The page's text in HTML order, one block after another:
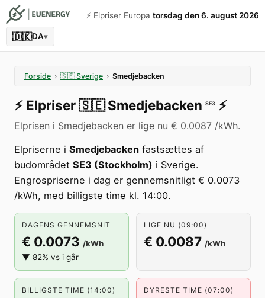
⚡️ Elpriser Europa torsdag den 6. august 2026
🇩🇰DA▾
Forside › 🇸🇪 Sverige › Smedjebacken
⚡️ Elpriser🇸🇪 Smedjebacken SE3 ⚡️
Elprisen i Smedjebacken er lige nu € 0.0087 /kWh.
Elpriserne i Smedjebacken fastsættes af
budområdet SE3 (Stockholm) i Sverige.
Engrospriserne i dag er gennemsnitligt € 0.0073
/kWh, med billigste time kl. 14:00.
DAGENS GENNEMSNIT
€ 0.0073 /kWh
▼ 82% vs i går
LIGE NU (09:00)
€ 0.0087 /kWh
BILLIGSTE TIME (14:00) DYRESTE TIME (07:00)